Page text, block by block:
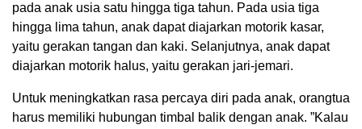
pada anak usia satu hingga tiga tahun. Pada usia tiga
hingga lima tahun, anak dapat diajarkan motorik kasar,
yaitu gerakan tangan dan kaki. Selanjutnya, anak dapat
diajarkan motorik halus, yaitu gerakan jari-jemari.
Untuk meningkatkan rasa percaya diri pada anak, orangtua
harus memiliki hubungan timbal balik dengan anak. ”Kalau